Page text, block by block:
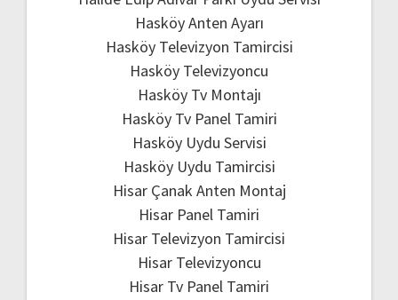
Hasköy Anten Ayarı
Hasköy Televizyon Tamircisi
Hasköy Televizyoncu
Hasköy Tv Montajı
Hasköy Tv Panel Tamiri
Hasköy Uydu Servisi
Hasköy Uydu Tamircisi
Hisar Çanak Anten Montaj
Hisar Panel Tamiri
Hisar Televizyon Tamircisi
Hisar Televizyoncu
Hisar Tv Panel Tamiri